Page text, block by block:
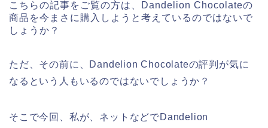
こちらの記事をご覧の方は、Dandelion Chocolateの
商品を今まさに購入しようと考えているのではないで
しょうか？
ただ、その前に、Dandelion Chocolateの評判が気に
なるという人もいるのではないでしょうか？
そこで今回、私が、ネットなどでDandelion